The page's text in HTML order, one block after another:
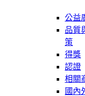
公益
品質
策
得獎
認證
相關
國內